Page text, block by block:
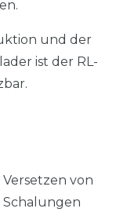
und der
ist der RL-
von
Schalungen